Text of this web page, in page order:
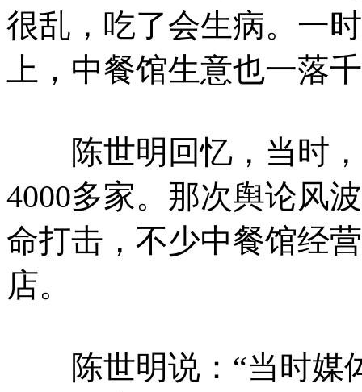
很乱，吃了会生病。一
上，中餐馆生意也一落
陈世明回忆，当时，
4000多家。那次舆论风
命打击，不少中餐馆经
店。
陈世明说：“当时媒